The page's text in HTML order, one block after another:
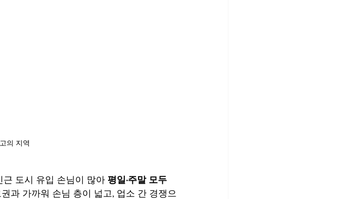
의 지역
근 도시 유입 손님이 많아 평일·주말 모두
과 가까워 손님 층이 넓고, 업소 간 경쟁으